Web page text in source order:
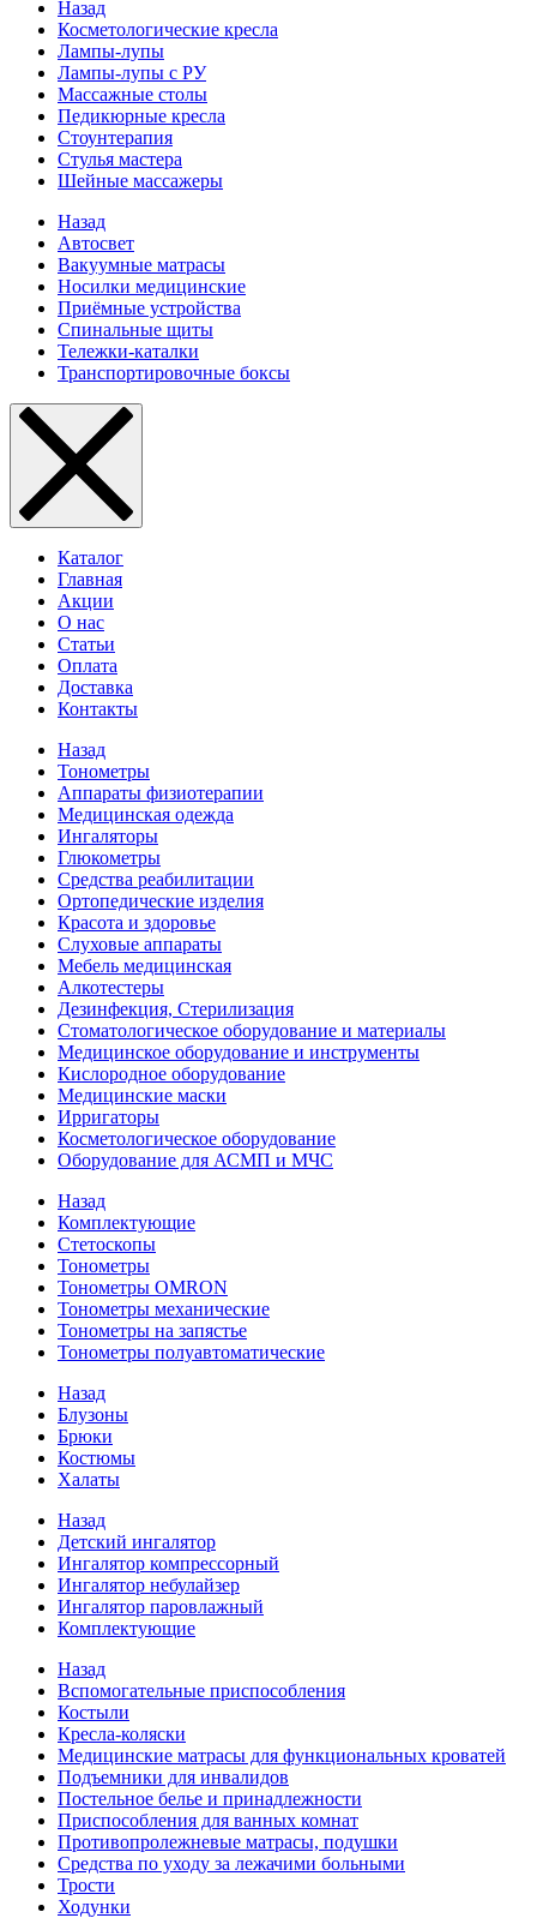
Назад
Косметологические кресла
Лампы-лупы
Лампы-лупы с РУ
Массажные столы
Педикюрные кресла
Стоунтерапия
Стулья мастера
Шейные массажеры
Назад
Автосвет
Вакуумные матрасы
Носилки медицинские
Приёмные устройства
Спинальные щиты
Тележки-каталки
Транспортировочные боксы
Каталог
Главная
Акции
О нас
Статьи
Оплата
Доставка
Контакты
Назад
Тонометры
Аппараты физиотерапии
Медицинская одежда
Ингаляторы
Глюкометры
Средства реабилитации
Ортопедические изделия
Красота и здоровье
Слуховые аппараты
Мебель медицинская
Алкотестеры
Дезинфекция, Стерилизация
Стоматологическое оборудование и материалы
Медицинское оборудование и инструменты
Кислородное оборудование
Медицинские маски
Ирригаторы
Косметологическое оборудование
Оборудование для АСМП и МЧС
Назад
Комплектующие
Стетоскопы
Тонометры
Тонометры OMRON
Тонометры механические
Тонометры на запястье
Тонометры полуавтоматические
Назад
Блузоны
Брюки
Костюмы
Халаты
Назад
Детский ингалятор
Ингалятор компрессорный
Ингалятор небулайзер
Ингалятор паровлажный
Комплектующие
Назад
Вспомогательные приспособления
Костыли
Кресла-коляски
Медицинские матрасы для функциональных кроватей
Подъемники для инвалидов
Постельное белье и принадлежности
Приспособления для ванных комнат
Противопролежневые матрасы, подушки
Средства по уходу за лежачими больными
Трости
Ходунки